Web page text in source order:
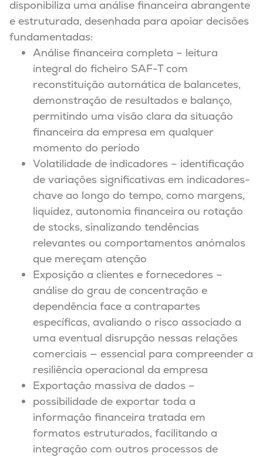
disponibiliza uma análise financeira abrangente
e estruturada, desenhada para apoiar decisões
fundamentadas:
Análise financeira completa – leitura
integral do ficheiro SAF-T com
reconstituição automática de balancetes,
demonstração de resultados e balanço,
permitindo uma visão clara da situação
financeira da empresa em qualquer
momento do período
Volatilidade de indicadores – identificação
de variações significativas em indicadores-
chave ao longo do tempo, como margens,
liquidez, autonomia financeira ou rotação
de stocks, sinalizando tendências
relevantes ou comportamentos anómalos
que mereçam atenção
Exposição a clientes e fornecedores –
análise do grau de concentração e
dependência face a contrapartes
específicas, avaliando o risco associado a
uma eventual disrupção nessas relações
comerciais — essencial para compreender a
resiliência operacional da empresa
Exportação massiva de dados –
possibilidade de exportar toda a
informação financeira tratada em
formatos estruturados, facilitando a
integração com outros processos de